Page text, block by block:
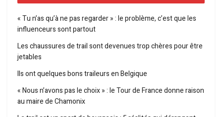
« Tu n’as qu’à ne pas regarder » : le problème, c’est que les
influenceurs sont partout
Les chaussures de trail sont devenues trop chères pour être
jetables
Ils ont quelques bons traileurs en Belgique
« Nous n’avons pas le choix » : le Tour de France donne raison
au maire de Chamonix